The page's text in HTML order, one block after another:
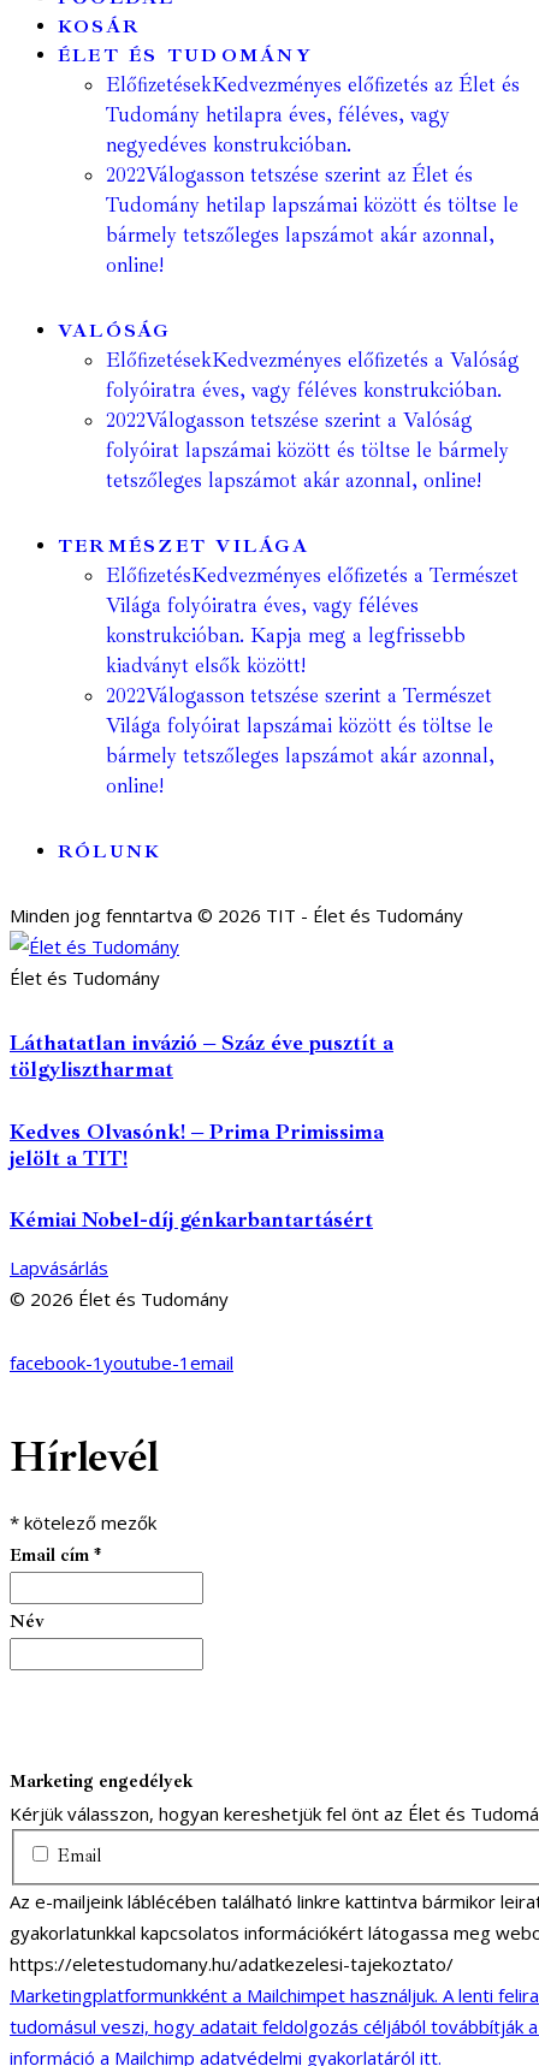
KOSÁR
ÉLET ÉS TUDOMÁNY
ElőfizetésekKedvezményes előfizetés az Élet és
Tudomány hetilapra éves, féléves, vagy
negyedéves konstrukcióban.
2022Válogasson tetszése szerint az Élet és
Tudomány hetilap lapszámai között és töltse le
bármely tetszőleges lapszámot akár azonnal,
online!
VALÓSÁG
ElőfizetésekKedvezményes előfizetés a Valóság
folyóiratra éves, vagy féléves konstrukcióban.
2022Válogasson tetszése szerint a Valóság
folyóirat lapszámai között és töltse le bármely
tetszőleges lapszámot akár azonnal, online!
TERMÉSZET VILÁGA
ElőfizetésKedvezményes előfizetés a Természet
Világa folyóiratra éves, vagy féléves
konstrukcióban. Kapja meg a legfrissebb
kiadványt elsők között!
2022Válogasson tetszése szerint a Természet
Világa folyóirat lapszámai között és töltse le
bármely tetszőleges lapszámot akár azonnal,
online!
RÓLUNK
Minden jog fenntartva © 2026 TIT - Élet és Tudomány
Élet és Tudomány
Láthatatlan invázió – Száz éve pusztít a
tölgylisztharmat
Kedves Olvasónk! – Prima Primissima
jelölt a TIT!
Kémiai Nobel-díj génkarbantartásért
Lapvásárlás
© 2026 Élet és Tudomány
facebook-1 youtube-1 email
Hírlevél
* kötelező mezők
Email cím *
Név
Marketing engedélyek
Kérjük válasszon, hogyan kereshetjük fel önt az Élet és
Email
Az e-mailjeink láblécében található linkre kattintva bármikor
gyakorlatunkkal kapcsolatos információkért látogassa meg
https://eletestudomany.hu/adatkezelesi-tajekoztato/
Marketingplatformunkként a Mailchimpet használjuk. A lenti
tudomásul veszi, hogy adatait feldolgozás céljából továbbítják
információ a Mailchimp adatvédelmi gyakorlatáról itt.